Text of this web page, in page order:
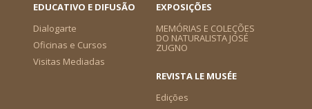
EDUCATIVO E DIFUSÃO
Dialogarte
Oficinas e Cursos
Visitas Mediadas
EXPOSIÇÕES
MEMÓRIAS E COLEÇÕES
DO NATURALISTA JOSÉ
ZUGNO
REVISTA LE MUSÉE
Edições